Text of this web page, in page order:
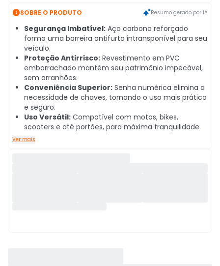
SOBRE O PRODUTO Resumo gerado por IA
Segurança Imbatível: Aço carbono reforçado
forma uma barreira antifurto intransponível para seu
veículo.
Proteção Antirrisco: Revestimento em PVC
emborrachado mantém seu patrimônio impecável,
sem arranhões.
Conveniência Superior: Senha numérica elimina a
necessidade de chaves, tornando o uso mais prático
e seguro.
Uso Versátil: Compatível com motos, bikes,
scooters e até portões, para máxima tranquilidade.
Ver mais